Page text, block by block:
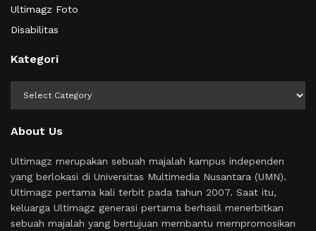
Ultimagz Foto
Disabilitas
Kategori
About Us
Ultimagz merupakan sebuah majalah kampus independen
yang berlokasi di Universitas Multimedia Nusantara (UMN).
Ultimagz pertama kali terbit pada tahun 2007. Saat itu,
keluarga Ultimagz generasi pertama berhasil menerbitkan
sebuah majalah yang bertujuan membantu mempromosikan